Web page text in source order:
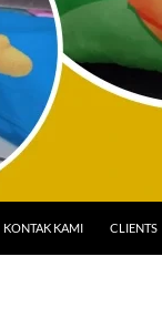
KONTAK KAMI CLIENTS